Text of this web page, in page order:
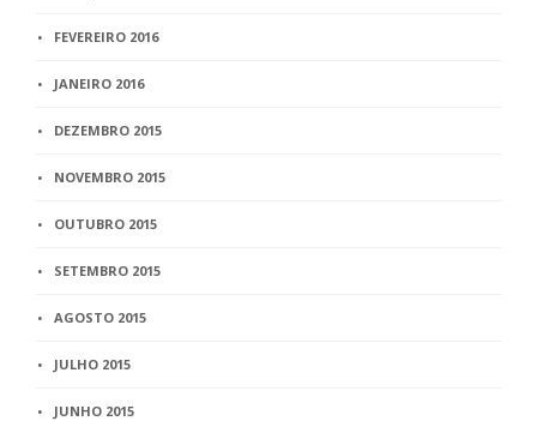
FEVEREIRO 2016
JANEIRO 2016
DEZEMBRO 2015
NOVEMBRO 2015
OUTUBRO 2015
SETEMBRO 2015
AGOSTO 2015
JULHO 2015
JUNHO 2015